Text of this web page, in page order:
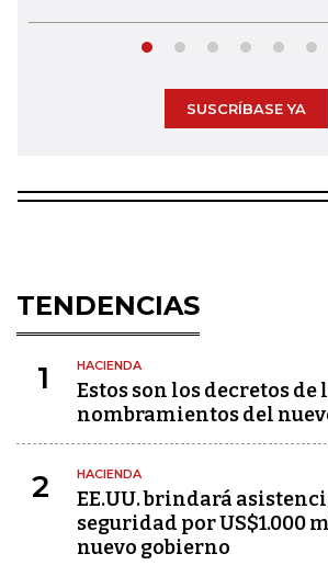
SUSCRÍBASE YA
TENDENCIAS
1 HACIENDA
Estos son los decretos
nombramientos del
2 HACIENDA
EE.UU. brindará
seguridad por US$1.000
nuevo gobierno